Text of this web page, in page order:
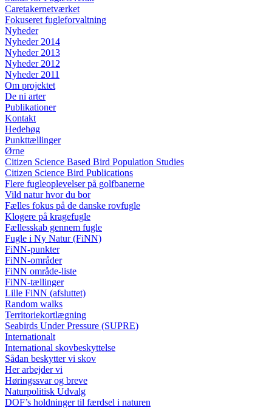
Caretakernetværket
Fokuseret fugleforvaltning
Nyheder
Nyheder 2014
Nyheder 2013
Nyheder 2012
Nyheder 2011
Om projektet
De ni arter
Publikationer
Kontakt
Hedehøg
Punkttællinger
Ørne
Citizen Science Based Bird Population Studies
Citizen Science Bird Publications
Flere fugleoplevelser på golfbanerne
Vild natur hvor du bor
Fælles fokus på de danske rovfugle
Klogere på kragefugle
Fællesskab gennem fugle
Fugle i Ny Natur (FiNN)
FiNN-punkter
FiNN-områder
FiNN område-liste
FiNN-tællinger
Lille FiNN (afsluttet)
Random walks
Territoriekortlægning
Seabirds Under Pressure (SUPRE)
Internationalt
International skovbeskyttelse
Sådan beskytter vi skov
Her arbejder vi
Høringssvar og breve
Naturpolitisk Udvalg
DOF’s holdninger til færdsel i naturen